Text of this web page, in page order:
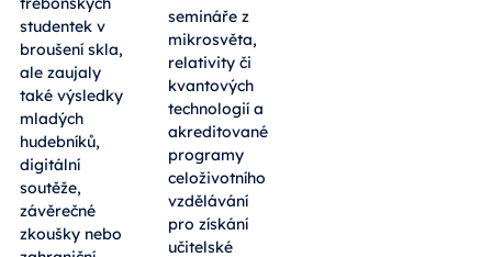
studentek v
broušení skla,
ale zaujaly
také výsledky
mladých
hudebníků,
digitální
soutěže,
závěrečné
zkoušky nebo
semináře z
mikrosvěta,
relativity či
kvantových
technologií a
akreditované
programy
celoživotního
vzdělávání
pro získání
učitelské